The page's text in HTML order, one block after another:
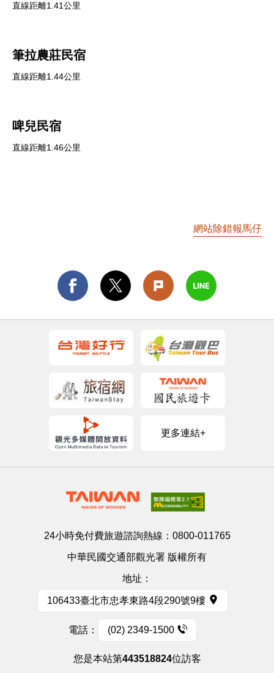
直線距離1.41公里
筆拉農莊民宿
直線距離1.44公里
啤兒民宿
直線距離1.46公里
網站除錯報馬仔
更多連結+
24小時免付費旅遊諮詢熱線： 0800-011765
中華民國交通部觀光署 版權所有
地址：
106433臺北市忠孝東路4段290號9樓
電話： (02) 2349-1500
您是本站第443518824位訪客